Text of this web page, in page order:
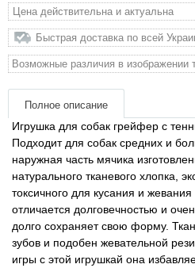
Цена действительна и актуальна
Быстрая доставка по всей
Возможные различия в изображении
Полное описание
Игрушка для собак грейфер с
Подходит для собак средних и
наружная часть мячика
натурального тканевого хлопка,
токсичного для кусания и
отличается долговечностью и
долго сохраняет свою форму.
зубов и подобен жевательной
игры с этой игрушкай она
Подарочные сертификаты
Товары для голубей
Товары для грызунов
Товары для лошадей
Товары для людей
Хозряд - хозтовары оптом
Популярные зоотовары